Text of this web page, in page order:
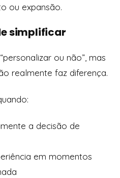
ou expansão.
simplificar
ou não”, mas
realmente faz diferença.
a decisão de
em momentos